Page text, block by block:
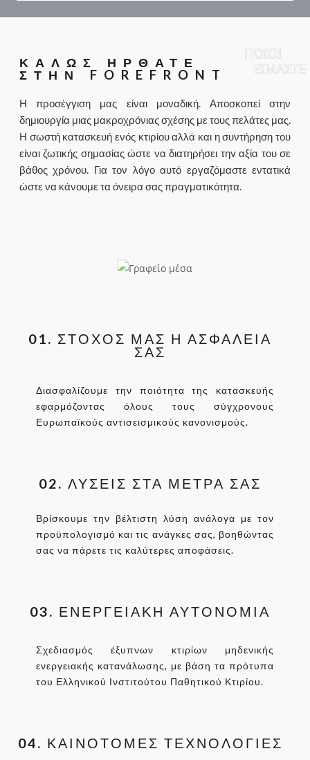
ΚΑΛΩΣ ΗΡΘΑΤΕ
ΣΤΗΝ FOREFRONT
Η προσέγγιση μας είναι μοναδική. Αποσκοπεί στην
δημιουργία μιας μακροχρόνιας σχέσης με τους πελάτες μας.
Η σωστή κατασκευή ενός κτιρίου αλλά και η συντήρηση του
είναι ζωτικής σημασίας ώστε να διατηρήσει τηv αξία του σε
βάθος χρόνου. Για τον λόγο αυτό εργαζόμαστε εντατικά
ώστε να κάνουμε τα όνειρα σας πραγματικότητα.
01. ΣΤΟΧΟΣ ΜΑΣ Η ΑΣΦΑΛΕΙΑ
ΣΑΣ
Διασφαλίζουμε την ποιότητα της κατασκευής
εφαρμόζοντας όλους τους σύγχρονους
Ευρωπαϊκούς αντισεισμικούς κανονισμούς.
02. ΛΎΣΕΙΣ ΣΤΑ ΜΈΤΡΑ ΣΑΣ
Βρίσκουμε την βέλτιστη λύση ανάλογα με τον
προϋπολογισμό και τις ανάγκες σας, βοηθώντας
σας να πάρετε τις καλύτερες αποφάσεις.
03. ΕΝΕΡΓΕΙΑΚΗ ΑΥΤΟΝΟΜΙΑ
Σχεδιασμός έξυπνων κτιρίων μηδενικής
ενεργειακής κατανάλωσης, με βάση τα πρότυπα
του Ελληνικού Ινστιτούτου Παθητικού Κτιρίου.
04. ΚΑΙΝΟΤΟΜΕΣ ΤΕΧΝΟΛΟΓΙΕΣ